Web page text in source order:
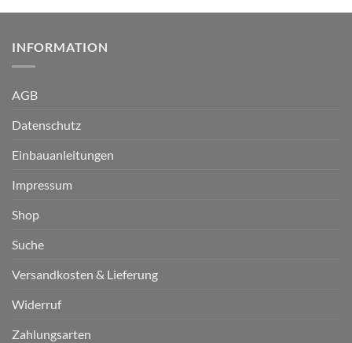
INFORMATION
AGB
Datenschutz
Einbauanleitungen
Impressum
Shop
Suche
Versandkosten & Lieferung
Widerruf
Zahlungsarten